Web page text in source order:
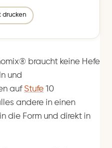
drucken
braucht keine Hefe
und
aufStufe 10
andere in einen
die Form und direkt in